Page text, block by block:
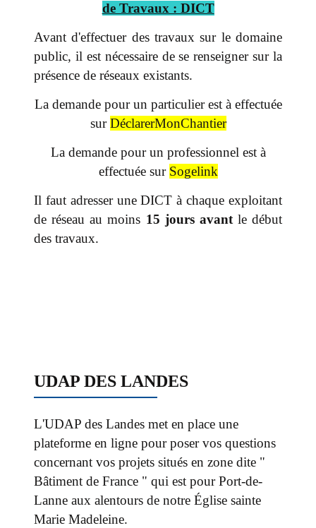
de Travaux : DICT
Avant d'effectuer des travaux sur le domaine
public, il est nécessaire de se renseigner sur la
présence de réseaux existants.
La demande pour un particulier est à effectuée
surDéclarerMonChantier
La demande pour un professionnel est à
effectuée sur Sogelink
Il faut adresser une DICT à chaque exploitant
de réseau au moins 15 jours avantle début
des travaux.
UDAP DES LANDES
L'UDAP des Landes met en place une
plateforme en ligne pour poser vos questions
concernant vos projets situés en zone dite "
Bâtiment de France " qui est pour Port-de-
Lanne aux alentours de notre Église sainte
Marie Madeleine.